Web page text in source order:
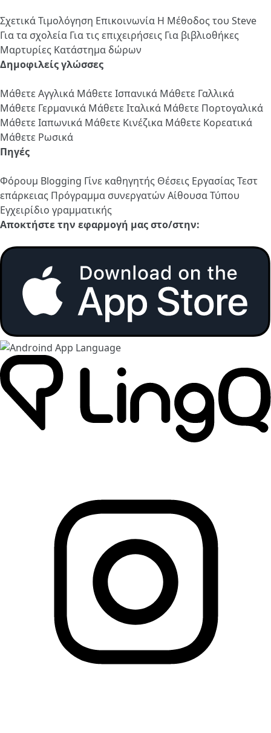
ΣχετικάΤιμολόγηση Επικοινωνία Η Μέθοδος του Steve
Για τα σχολεία Για τις επιχειρήσεις Για βιβλιοθήκες
Μαρτυρίες Κατάστημα δώρων
Δημοφιλείς γλώσσες
Μάθετε Αγγλικά Μάθετε Ισπανικά Μάθετε Γαλλικά
Μάθετε Γερμανικά Μάθετε Ιταλικά Μάθετε Πορτογαλικά
Μάθετε Ιαπωνικά Μάθετε Κινέζικα Μάθετε Κορεατικά
Μάθετε Ρωσικά
Πηγές
Φόρουμ Blogging Γίνε καθηγητής Θέσεις ΕργασίαςΤεστ
επάρκειας Πρόγραμμα συνεργατών Αίθουσα Τύπου
Εγχειρίδιο γραμματικής
Αποκτήστε την εφαρμογή μας στο/στην: